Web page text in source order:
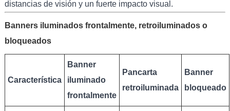
distancias de visión y un fuerte impacto visual.
Banners iluminados frontalmente, retroiluminados o
bloqueados
Característica
Banner
iluminado
frontalmente
Pancarta
retroiluminada
Banner
bloqueado